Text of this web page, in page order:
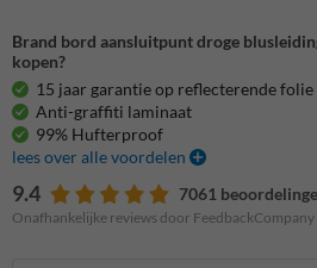
Brand bord aansluitpunt droge
kopen?
15 jaar garantie op reflecterende folie
Anti-graffiti laminaat
99% Hufterproof
lees over alle voordelen
9.4 7061
Onafhankelijke reviews door FeedbackCompany